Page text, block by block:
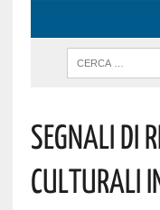
Segnali Di
Culturali